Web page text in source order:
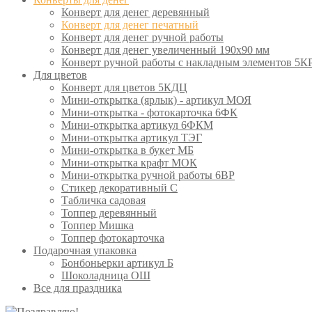
Конверт для денег деревянный
Конверт для денег печатный
Конверт для денег ручной работы
Конверт для денег увеличенный 190х90 мм
Конверт ручной работы с накладным элементов
Для цветов
Конверт для цветов 5КДЦ
Мини-открытка (ярлык) - артикул МОЯ
Мини-открытка - фотокарточка 6ФК
Мини-открытка артикул 6ФКМ
Мини-открытка артикул ТЭГ
Мини-открытка в букет МБ
Мини-открытка крафт МОК
Мини-открытка ручной работы 6ВР
Стикер декоративный С
Табличка садовая
Топпер деревянный
Топпер Мишка
Топпер фотокарточка
Подарочная упаковка
Бонбоньерки артикул Б
Шоколадница ОШ
Все для праздника